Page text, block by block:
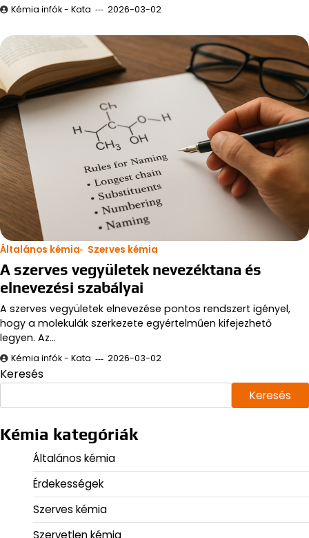
Kémia infók - Kata 2026-03-02
Általános kémia Szerves kémia
A szerves vegyületek nevezéktana és
elnevezési szabályai
A szerves vegyületek elnevezése pontos rendszert igényel,
hogy a molekulák szerkezete egyértelműen kifejezhető
legyen. Az…
Kémia infók - Kata 2026-03-02
Keresés
Keresés
Kémia kategóriák
Általános kémia
Érdekességek
Szerves kémia
Szervetlen kémia